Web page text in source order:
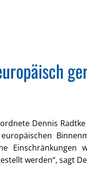
Dennis
werden“, sagt